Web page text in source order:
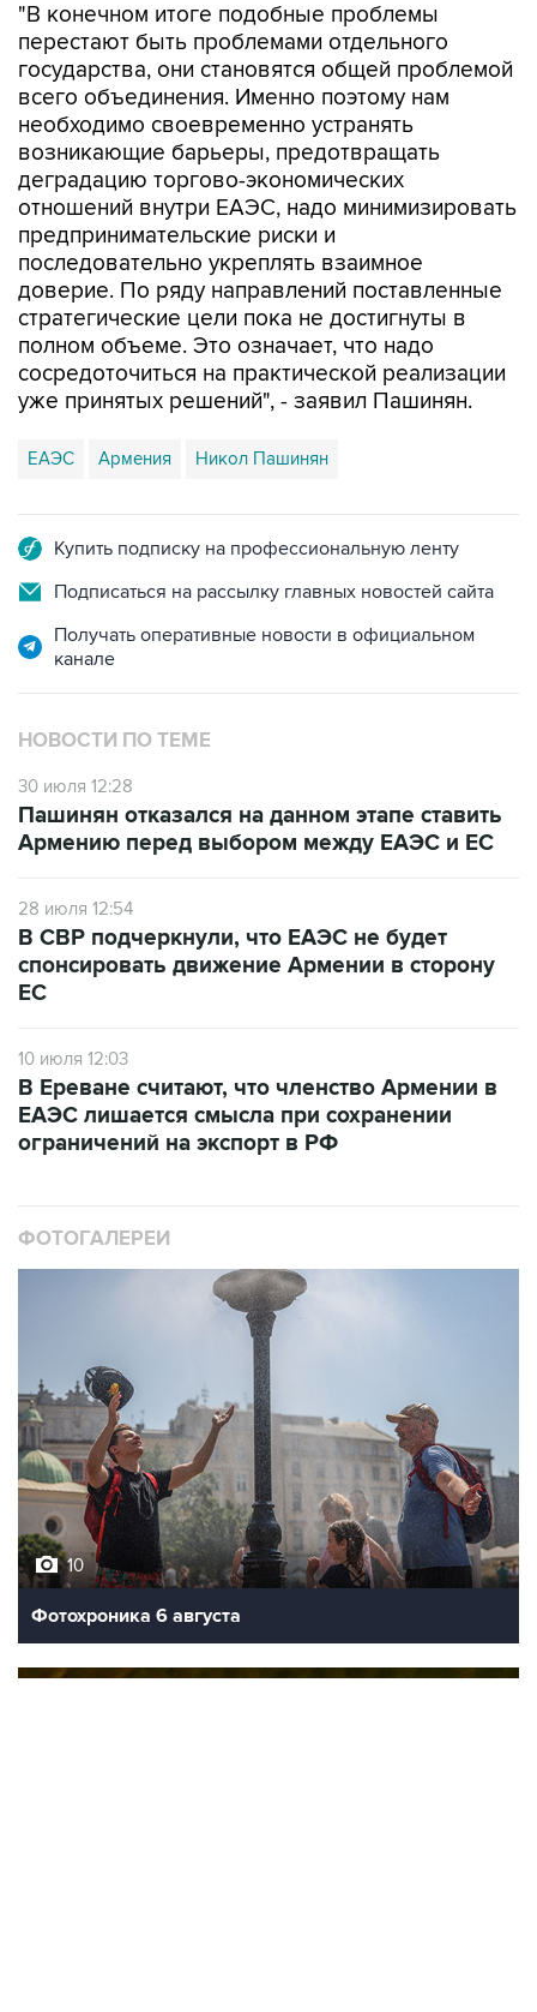
"В конечном итоге подобные проблемы
перестают быть проблемами отдельного
государства, они становятся общей проблемой
всего объединения. Именно поэтому нам
необходимо своевременно устранять
возникающие барьеры, предотвращать
деградацию торгово-экономических
отношений внутри ЕАЭС, надо минимизировать
предпринимательские риски и
последовательно укреплять взаимное
доверие. По ряду направлений поставленные
стратегические цели пока не достигнуты в
полном объеме. Это означает, что надо
сосредоточиться на практической реализации
уже принятых решений", - заявил Пашинян.
ЕАЭС Армения Никол Пашинян
Купить подписку на профессиональную ленту
Подписаться на рассылку главных новостей сайта
Получать оперативные новости в официальном
канале
НОВОСТИ ПО ТЕМЕ
30 июля 12:28
Пашинян отказался на данном этапе ставить
Армению перед выбором между ЕАЭС и ЕС
28 июля 12:54
В СВР подчеркнули, что ЕАЭС не будет
спонсировать движение Армении в сторону
ЕС
10 июля 12:03
В Ереване считают, что членство Армении в
ЕАЭС лишается смысла при сохранении
ограничений на экспорт в РФ
ФОТОГАЛЕРЕИ
10
Фотохроника 6 августа